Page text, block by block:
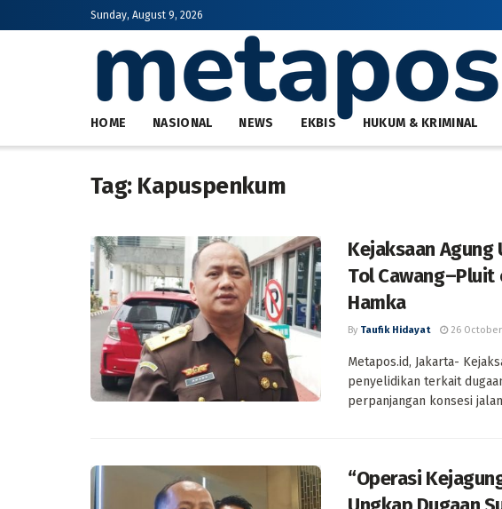
Sunday, August 9, 2026
HOME NASIONAL NEWS EKBIS HUKUM & KRIMINAL
Tag: Kapuspenkum
Kejaksaan Agung
Tol Cawang–Pluit
Hamka
By Taufik Hidayat 26 October
Metapos.id, Jakarta-
penyelidikan terkait
perpanjangan konsesi
“Operasi